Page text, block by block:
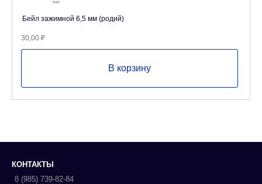
Бейл зажимной 6,5 мм (родий)
30,00 ₽
В корзину
КОНТАКТЫ
8 (985) 739-82-84